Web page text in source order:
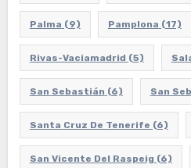
Palma (9) Pamplona (17)
Rivas-Vaciamadrid (5)
San Sebastián (6) San
Santa Cruz De Tenerife (6)
San Vicente Del Raspeig (6)